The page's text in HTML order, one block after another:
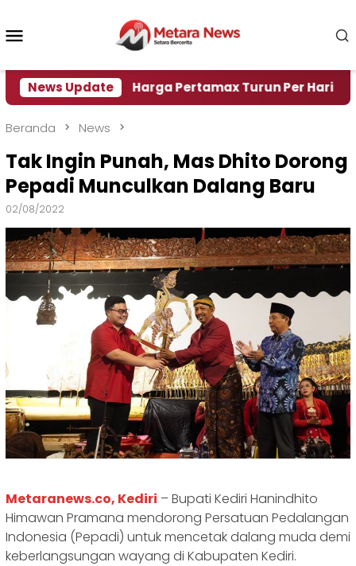
konten
News UpdateHarga Pertamax Turun Per Hari Ini, Segini
Beranda News
Tak Ingin Punah, Mas Dhito Dorong
Pepadi Munculkan Dalang Baru
02/08/2022
Metaranews.co, Kediri – Bupati Kediri Hanindhito
Himawan Pramana mendorong Persatuan Pedalangan
Indonesia (Pepadi) untuk mencetak dalang muda demi
keberlangsungan wayang di Kabupaten Kediri.